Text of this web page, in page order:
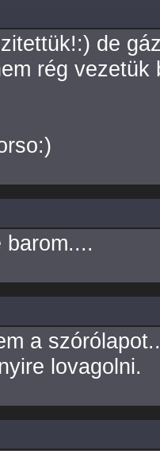
de
rég vezetük
barom....
a
lovagolni.